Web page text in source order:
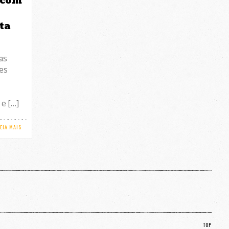
e […]
MAIS
TOP